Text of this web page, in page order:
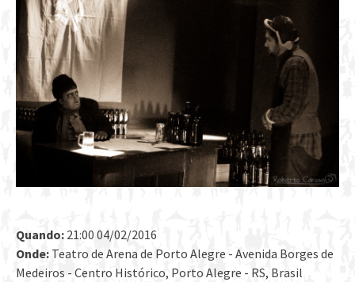
Quando: 21:00 04/02/2016
Onde: Teatro de Arena de Porto Alegre - Avenida Borges de
Medeiros - Centro Histórico, Porto Alegre - RS, Brasil